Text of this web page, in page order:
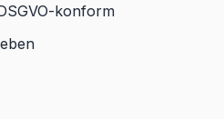
konform